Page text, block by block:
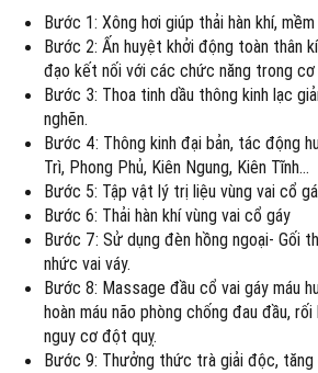
Bước 1: Xông hơi giúp thải hàn khí,
Bước 2: Ấn huyệt khởi động toàn thân
đạo kết nối với các chức năng trong cơ
Bước 3: Thoa tinh dầu thông kinh lạc
nghẽn.
Bước 4: Thông kinh đại bản, tác động
Trì, Phong Phủ, Kiên Ngung, Kiên Tĩnh…
Bước 5: Tập vật lý trị liệu vùng vai cổ
Bước 6: Thải hàn khí vùng vai cổ gáy
Bước 7: Sử dụng đèn hồng ngoại- Gối
nhức vai váy.
Bước 8: Massage đầu cổ vai gáy máu
hoàn máu não phòng chống đau đầu,
nguy cơ đột quỵ.
Bước 9: Thưởng thức trà giải độc,